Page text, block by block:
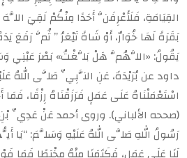
القِيَامَةِ، فَلَأَعْرِفَنَّ أَحَدًا مِنْكُمْ لَقِيَ اللَّهَ
بَقَرَةً لَهَا خُوَارٌ، أَوْ شَاةً تَيْعَرُ ” ثُمَّ رَفَعَ
يَقُولُ: «اللَّهُمَّ هَلْ بَلَّغْتُ» بَصْرَ عَيْنِي
داود عن بُرَيْدَةَ، عَنِ النَّبِيِّ صَلَّى اللهُ
اسْتَعْمَلْنَاهُ عَلَى عَمَلٍ فَرَزَقْنَاهُ رِزْقًا،
(صححه الألباني). وروى أحمد عَنْ عَدِيِّ
رَسُولُ اللهِ صَلَّى اللهُ عَلَيْهِ وَسَلَّمَ: “يَا
لَنَا عَلَى عَمَلٍ، فَكَتَمَنَا مِنْهُ مِخْيَطًا فَمَا